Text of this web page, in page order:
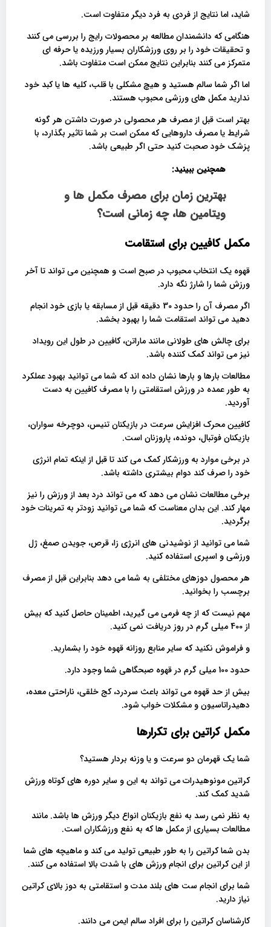
شاید، اما نتایج از فردی به فرد دیگر متفاوت است.
هنگامی که دانشمندان مطالعه بر محصولات رایج را بررسی می کنند
و تحقیقات خود را بر روی ورزشکاران بسیار ورزیده یا حرفه ای
متمرکز می کنند بنابراین نتایج ممکن است متفاوت باشد.
اما اگر شما سالم هستید و هیچ مشکلی با قلب، کلیه ها یا کبد خود
ندارید مکمل های ورزشی محبوب هستند.
بهتر است قبل از مصرف هر محصولی در صورت داشتن هر گونه
شرایط یا مصرف داروهایی که ممکن است بر شما تاثیر بگذارد، با
پزشک خود صحبت کنید حتی اگر طبیعی باشد.
همچنین ببینید:
بهترین زمان برای مصرف مکمل ها و
ویتامین ها، چه زمانی است؟
مکمل کافیین برای استقامت
قهوه یک انتخاب محبوب در صبح است و همچنین می تواند تا آخر
ورزش شما را شارژ نگه دارد.
اگر مصرف آن را حدود 30 دقیقه قبل از مسابقه یا بازی خود انجام
دهید می تواند استقامت شما را بهبود بخشد.
برای چالش های طولانی مانند ماراتن، کافیین در طول این رویداد
نیز می تواند کمک کننده باشد.
مطالعات بارها و بارها نشان داده اند که شما می توانید بهبود عملکرد
به طور عمده در ورزش استقامتی را با مصرف کافیین به دست
آوردید.
کافیین محرک افزایش سرعت در بازیکنان تنیس، دوچرخه سواران،
بازیکنان فوتبال، دونده، پاروزنان است.
در برخی موارد به ورزشکار کمک می کند تا قبل از اینکه تمام انرژی
خود را صرف کند دوام بیشتری داشته باشد.
برخی مطالعات نشان می دهد که می تواند درد بعد از ورزش را نیز
مهار کند. این بدان معناست که شما می توانید زودتر به تمرینات خود
برگردید.
شما می توانید از نوشیدنی های انرژی زا، قرص، جویدن صمغ، ژل
ورزشی و اسپری استفاده کنید.
هر محصول دوزهای مختلفی به شما می دهد بنابراین قبل از مصرف
برچسب را بخوانید.
مهم نیست که از چه فرمی می گیرید، اطمینان حاصل کنید که بیش
از 400 میلی گرم در روز دریافت نمی کنید.
و فراموش نکنید که سایر منابع روزانه قهوه خود را بشمارید.
حدود 100 میلی گرم در قهوه صبحگاهی شما وجود دارد.
بیش از حد قهوه می تواند باعث سردرد، کج خلقی، ناراحتی معده،
دهیدراتاسیون و مشکلات خواب شود.
مکمل کراتین برای تکرارها
شما یک قهرمان دو سرعت و یا وزنه بردار هستید؟
کراتین مونوهیدرات می تواند به این و سایر دوره های کوتاه ورزش
شدید کمک کند.
به نظر نمی رسد به نفع بازیکنان انواع دیگر ورزش ها باشد. مانند
مطالعات بسیاری از مکمل ها که به نفع ورزشکاران است.
بدن شما کراتین را به طور طبیعی تولید می کند و ماهیچه های شما
از این کراتین برای انجام ورزش های با شدت بالا استفاده می کنند.
شما برای انجام ست های بلند مدت و استقامتی به دوز بالای کراتین
نیاز دارید.
کارشناسان کراتین را برای افراد سالم ایمن می دانند.